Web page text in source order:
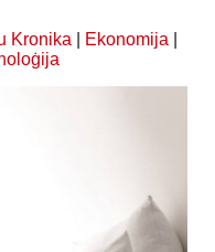
Kronika Ekonomija